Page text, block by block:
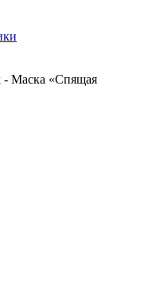
- Маска «Спящая